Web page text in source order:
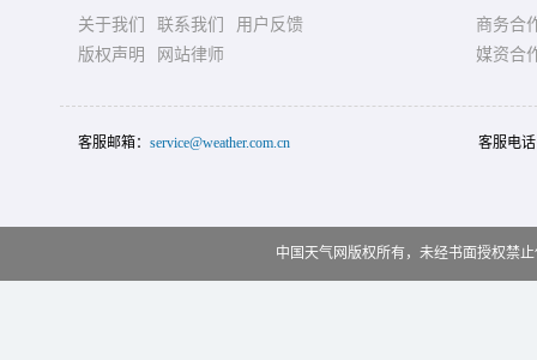
关于我们 联系我们
用户反馈
版权声明
网站律师
商务合
媒资合
客服邮箱： service@weather.com.cn 客服电
中国天气网版权所有，未经书面授权